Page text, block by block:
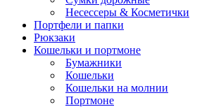
Несессеры & Косметички
Портфели и папки
Рюкзаки
Кошельки и портмоне
Бумажники
Кошельки
Кошельки на молнии
Портмоне